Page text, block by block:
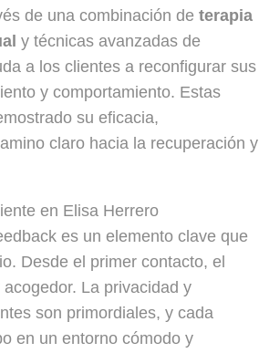
de una combinación de terapia
y técnicas avanzadas de
a los clientes a reconfigurar sus
y comportamiento. Estas
su eficacia,
claro hacia la recuperación y
en Elisa Herrero
es un elemento clave que
Desde el primer contacto, el
La privacidad y
son primordiales, y cada
en un entorno cómodo y